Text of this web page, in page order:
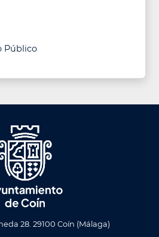
Público
28. 29100 Coín (Málaga)